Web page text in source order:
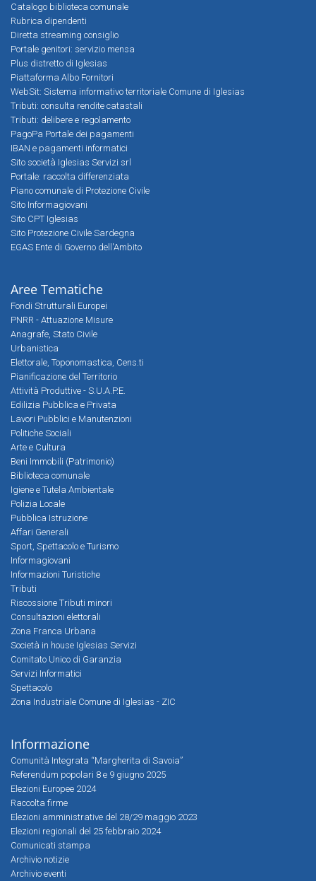
Catalogo biblioteca comunale
Rubrica dipendenti
Diretta streaming consiglio
Portale genitori: servizio mensa
Plus distretto di Iglesias
Piattaforma Albo Fornitori
WebSit: Sistema informativo territoriale Comune di Iglesias
Tributi: consulta rendite catastali
Tributi: delibere e regolamento
PagoPa Portale dei pagamenti
IBAN e pagamenti informatici
Sito società Iglesias Servizi srl
Portale: raccolta differenziata
Piano comunale di Protezione Civile
Sito Informagiovani
Sito CPT Iglesias
Sito Protezione Civile Sardegna
EGAS Ente di Governo dell'Ambito
Aree Tematiche
Fondi Strutturali Europei
PNRR - Attuazione Misure
Anagrafe, Stato Civile
Urbanistica
Elettorale, Toponomastica, Cens.ti
Pianificazione del Territorio
Attività Produttive - S.U.A.P.E.
Edilizia Pubblica e Privata
Lavori Pubblici e Manutenzioni
Politiche Sociali
Arte e Cultura
Beni Immobili (Patrimonio)
Biblioteca comunale
Igiene e Tutela Ambientale
Polizia Locale
Pubblica Istruzione
Affari Generali
Sport, Spettacolo e Turismo
Informagiovani
Informazioni Turistiche
Tributi
Riscossione Tributi minori
Consultazioni elettorali
Zona Franca Urbana
Società in house Iglesias Servizi
Comitato Unico di Garanzia
Servizi Informatici
Spettacolo
Zona Industriale Comune di Iglesias - ZIC
Informazione
Comunità Integrata “Margherita di Savoia”
Referendum popolari 8 e 9 giugno 2025
Elezioni Europee 2024
Raccolta firme
Elezioni amministrative del 28/29 maggio 2023
Elezioni regionali del 25 febbraio 2024
Comunicati stampa
Archivio notizie
Archivio eventi